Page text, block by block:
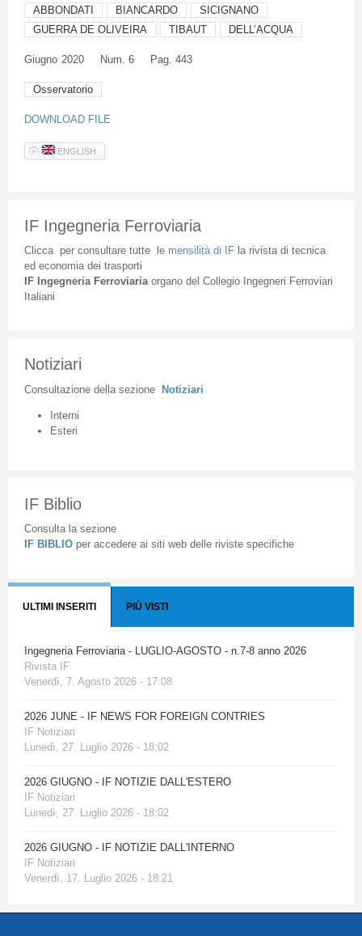
ABBONDATI BIANCARDO
SICIGNANO
GUERRA DE OLIVEIRA
TIBAUT DELL’ACQUA
Giugno 2020 Num. 6 Pag. 443
Osservatorio
DOWNLOAD FILE
ENGLISH
IF Ingegneria Ferroviaria
Cliccaper consultare tuttele mensilità di IFla rivista di tecnica
ed economia dei trasporti
IF Ingegneria Ferroviaria organodel Collegio Ingegneri Ferroviari
Italiani
Notiziari
Consultazione della sezione Notiziari
Interni
Esteri
IF Biblio
Consulta la sezione
IF BIBLIO per accedere ai siti web delle riviste specifiche
ULTIMI INSERITI PIÙ VISTI
Ingegneria Ferroviaria - LUGLIO-AGOSTO - n.7-8 anno 2026
Rivista IF
Venerdì, 7. Agosto 2026 - 17:08
2026 JUNE - IF NEWS FOR FOREIGN CONTRIES
IF Notiziari
Lunedì, 27. Luglio 2026 - 18:02
2026 GIUGNO - IF NOTIZIE DALL'ESTERO
IF Notiziari
Lunedì, 27. Luglio 2026 - 18:02
2026 GIUGNO - IF NOTIZIE DALL'INTERNO
IF Notiziari
Venerdì, 17. Luglio 2026 - 18:21